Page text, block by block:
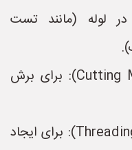
لوله (مانند تست
* دستگاه‌های برش (Cutting Machines): برای برش
* دستگاه رزوه زنی (Threading Machine): برای ایجاد